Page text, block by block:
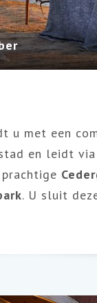
u met een
en leidt
. U sluit